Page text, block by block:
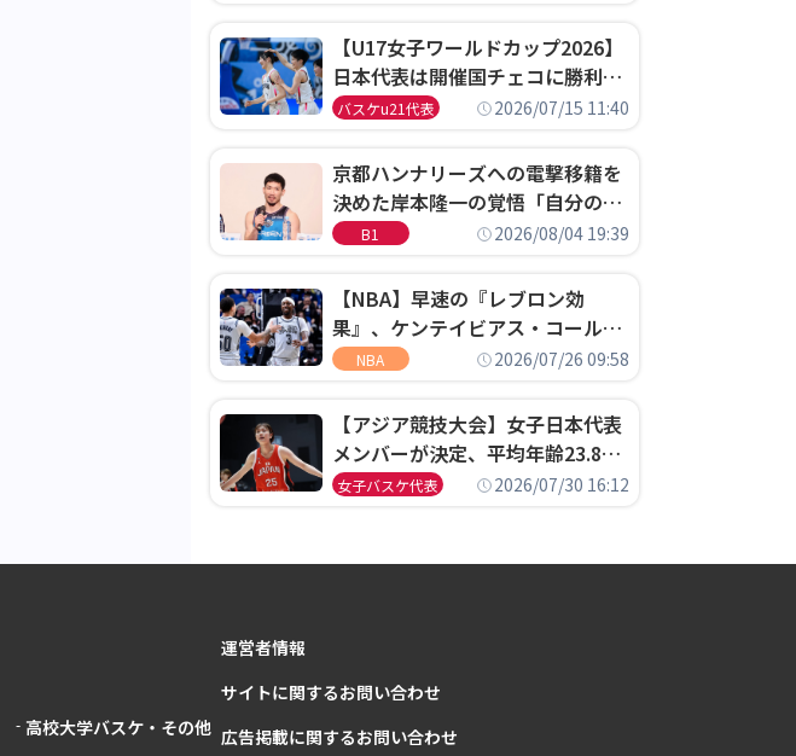
【U17女子ワールドカップ2026】
日本代表は開催国チェコに勝利し
て予選グループ3連勝で首位通
決定
バスケu21代表 2026/07/15 11:40
京都ハンナリーズへの電撃移籍を
決めた岸本隆一の覚悟「自分のエ
ゴというちっぽけなことのため
B1 2026/08/04 19:39
【NBA】早速の『レブロン効
果』、ケンテイビアス・コールド
ウェル・ポープがセブンティシク
NBA 2026/07/26 09:58
【アジア競技大会】女子日本代表
メンバーが決定、平均年齢23.8歳
のフレッシュなメンバーが日本開
女子バスケ代表 2026/07/30 16:12
高校大学バスケ・その他
運営者情報
サイトに関するお問い合わせ
広告掲載に関するお問い合わせ